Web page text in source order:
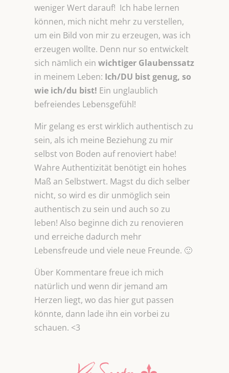
weniger Wert darauf! Ich habe lernen
können, mich nicht mehr zu verstellen,
um ein Bild von mir zu erzeugen, was ich
erzeugen wollte. Denn nur so entwickelt
sich nämlich einwichtiger Glaubenssatz
in meinem Leben: Ich/DU bist genug, so
wie ich/du bist! Ein unglaublich
befreiendes Lebensgefühl!
Mir gelang es erst wirklich authentisch zu
sein, als ich meine Beziehung zu mir
selbst von Boden auf renoviert habe!
Wahre Authentizität benötigt ein hohes
Maß an Selbstwert. Magst du dich selber
nicht, so wird es dir unmöglich sein
authentisch zu sein und auch so zu
leben! Also beginne dich zu renovieren
und erreiche dadurch mehr
Lebensfreude und viele neue Freunde. 🙂
Über Kommentare freue ich mich
natürlich und wenn dir jemand am
Herzen liegt, wo das hier gut passen
könnte, dann lade ihn ein vorbei zu
schauen. <3